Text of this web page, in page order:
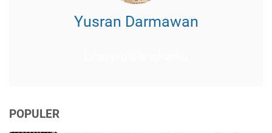
Yusran Darmawan
POPULER